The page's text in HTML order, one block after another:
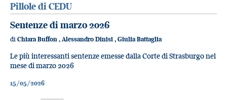
Pillole di CEDU
Sentenze di marzo 2026
di Chiara Buffon , Alessandro Dinisi , Giulia Battaglia
Le più interessanti sentenze emesse dalla Corte di Strasburgo nel
mese di marzo 2026
15/05/2026